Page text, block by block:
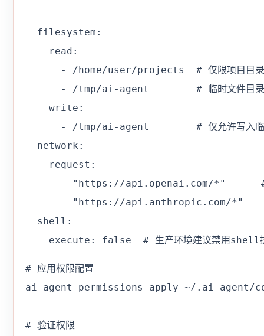
  filesystem:
    read:
      - /home/user/projects  # 仅限项目目录
      - /tmp/ai-agent        # 临时文件目录
    write:
- /tmp/ai-agent        # 仅允许写入临
  network:
    request:
- "https://api.openai.com/*"      #
      - "https://api.anthropic.com/*"
  shell:
execute: false  # 生产环境建议禁用shell
# 应用权限配置
ai-agent permissions apply ~/.ai-agent/
# 验证权限